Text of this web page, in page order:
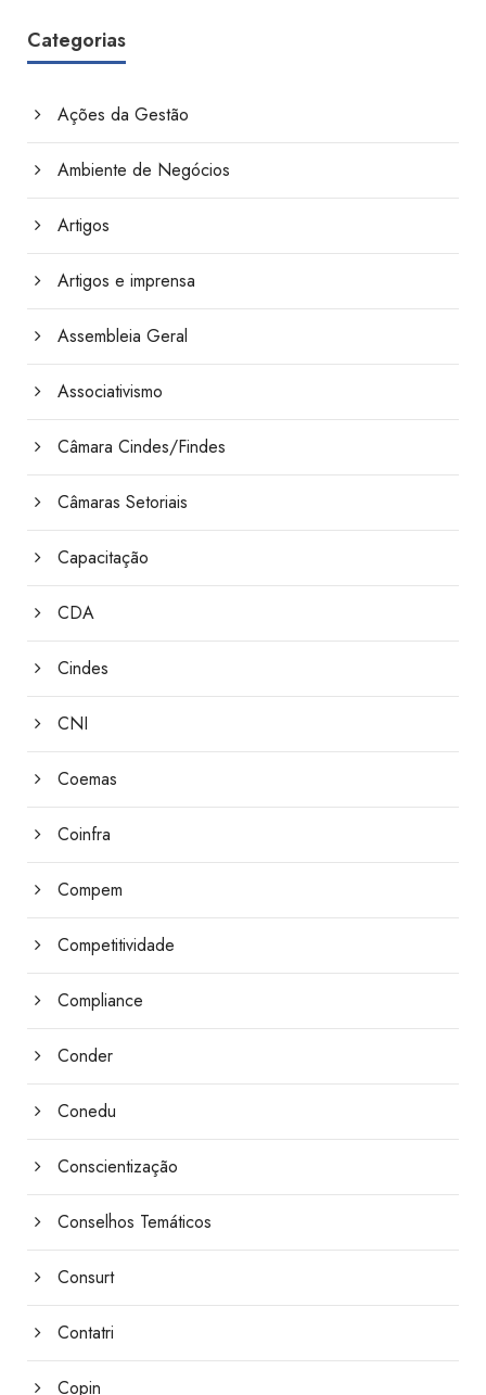
Categorias
Ações da Gestão
Ambiente de Negócios
Artigos
Artigos e imprensa
Assembleia Geral
Associativismo
Câmara Cindes/Findes
Câmaras Setoriais
Capacitação
CDA
Cindes
CNI
Coemas
Coinfra
Compem
Competitividade
Compliance
Conder
Conedu
Conscientização
Conselhos Temáticos
Consurt
Contatri
Copin